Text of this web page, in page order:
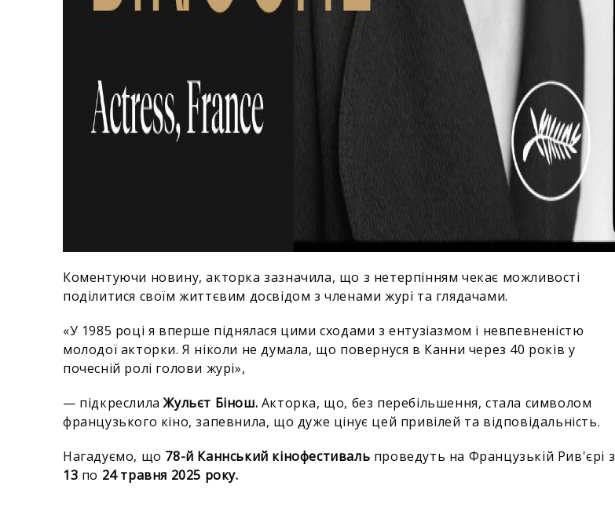
Коментуючи новину, акторка зазначила, що з нетерпінням чекає можливості
поділитися своїм життєвим досвідом з членами журі та глядачами.
«У 1985 році я вперше піднялася цими сходами з ентузіазмом і невпевненістю
молодої акторки. Я ніколи не думала, що повернуся в Канни через 40 років у
почесній ролі голови журі»,
— підкреслилаЖульєт Бінош. Акторка, що, без перебільшення, стала символом
французького кіно, запевнила, що дуже цінує цей привілей та відповідальність.
Нагадуємо, що 78-й Каннський кінофестиваль проведуть на Французькій Рив'єрі з
13 по 24 травня 2025 року.